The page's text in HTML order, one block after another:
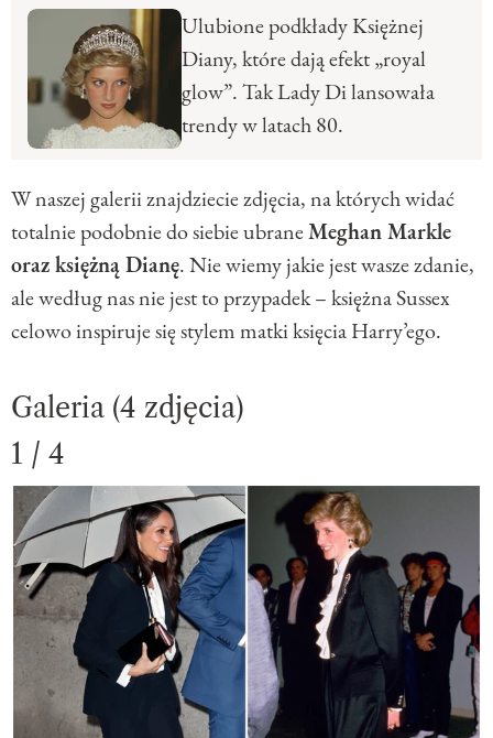
Ulubione podkłady Księżnej
Diany, które dają efekt „royal
glow”. Tak Lady Di lansowała
trendy w latach 80.
W naszej galerii znajdziecie zdjęcia, na których widać
totalnie podobnie do siebie ubraneMeghan Markle
oraz księżną Dianę. Nie wiemy jakie jest wasze zdanie,
ale według nas nie jest to przypadek – księżna Sussex
celowo inspiruje się stylem matki księcia Harry’ego.
Galeria (4 zdjęcia)
1 / 4